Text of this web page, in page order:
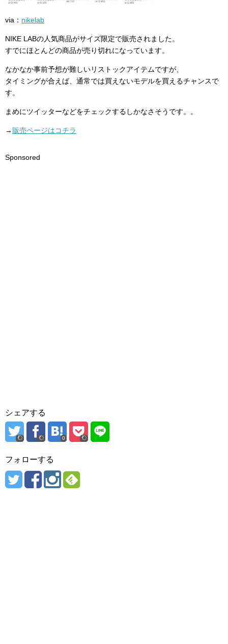
via： nikelab
NIKE LABの人気商品がサイズ限定で販売されました。
すでにほとんどの商品が売り切れになっています。
なかなか事前予想が難しいリストックアイテムですが、
タイミングが合えば、通常では買えないモデルを買えるチャンスで
す。
まめにツイッターなどをチェックするしかなさそうです。。
→ 販売ページはコチラ
Sponsored
シェアする
0
フォローする